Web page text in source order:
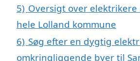
5) Oversigt over elektrikere
hele Lolland kommune
6) Søg efter en dygtig
omkringliggende byer til